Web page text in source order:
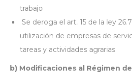
trabajo
Se deroga el art. 15 de la ley
utilización de empresas de
tareas y actividades agrarias
b) Modificaciones al Régimen